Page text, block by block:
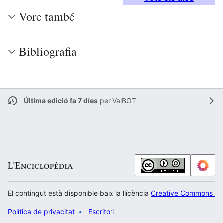
Vore també
Bibliografia
Última edició fa 7 díes per ValBOT
El contingut està disponible baix la llicència Creative Commons
Política de privacitat Escritori